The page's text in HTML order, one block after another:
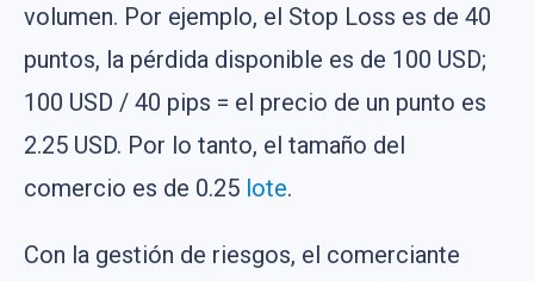
volumen. Por ejemplo, el Stop Loss es de 40
puntos, la pérdida disponible es de 100 USD;
100 USD / 40 pips = el precio de un punto es
2.25 USD. Por lo tanto, el tamaño del
comercio es de 0.25 lote.
Con la gestión de riesgos, el comerciante